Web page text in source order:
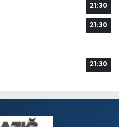
21:30
21:30
21:30